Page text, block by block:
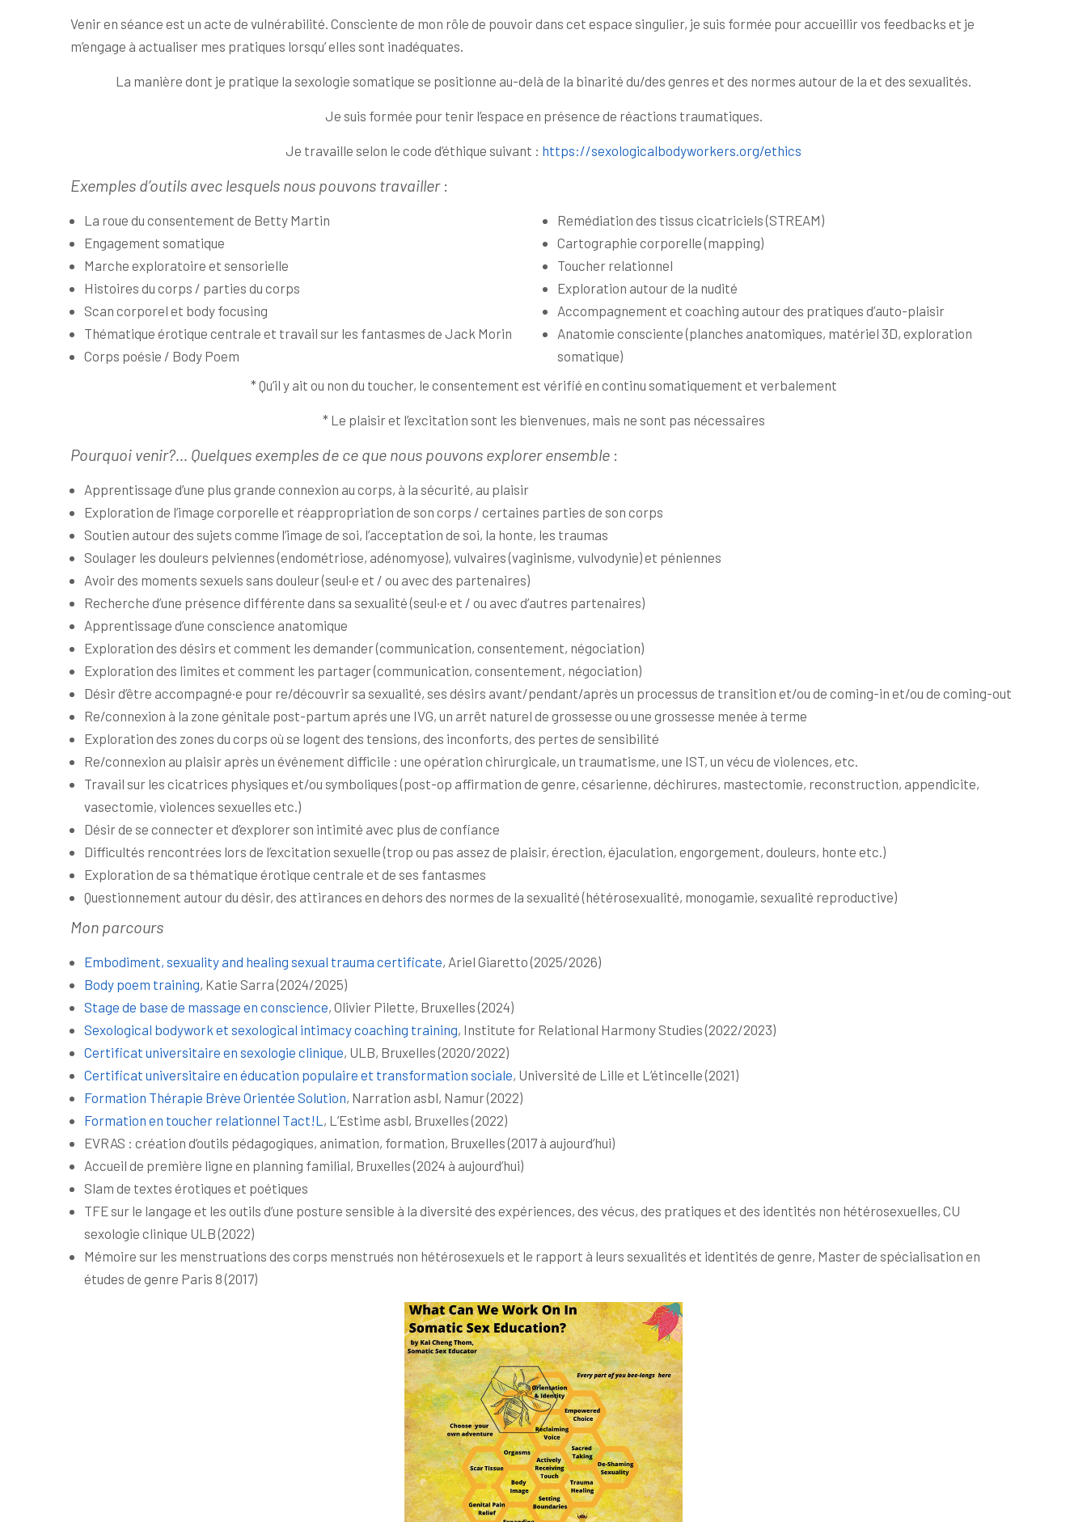
Venir en séance est un acte de vulnérabilité. Consciente de mon rôle de pouvoir dans cet espace singulier, je suis formée pour accueillir vos feedbacks et je
m’engage à actualiser mes pratiques lorsqu’ elles sont inadéquates.
La manière dont je pratique la sexologie somatique se positionne au-delà de la binarité du/des genres et des normes autour de la et des sexualités.
Je suis formée pour tenir l’espace en présence de réactions traumatiques.
Je travaille selon le code d’éthique suivant : https://sexologicalbodyworkers.org/ethics
Exemples d’outils avec lesquels nous pouvons travailler:
La roue du consentement de Betty Martin
Engagement somatique
Marche exploratoire et sensorielle
Histoires du corps / parties du corps
Scan corporel et body focusing
Thématique érotique centrale et travail sur les fantasmes de Jack Morin
Corps poésie / Body Poem
Remédiation des tissus cicatriciels (STREAM)
Cartographie corporelle (mapping)
Toucher relationnel
Exploration autour de la nudité
Accompagnement et coaching autour des pratiques d’auto-plaisir
Anatomie consciente (planches anatomiques, matériel 3D, exploration
somatique)
* Qu’il y ait ou non du toucher, le consentement est vérifié en continu somatiquement et verbalement
* Le plaisir et l’excitation sont les bienvenues, mais ne sont pas nécessaires
Pourquoi venir?… Quelques exemples de ce que nous pouvons explorer ensemble :
Apprentissage d’une plus grande connexion au corps, à la sécurité, au plaisir
Exploration de l’image corporelle et réappropriation de son corps / certaines parties de son corps
Soutien autour des sujets comme l’image de soi, l’acceptation de soi, la honte, les traumas
Soulager les douleurs pelviennes (endométriose, adénomyose), vulvaires (vaginisme, vulvodynie) et péniennes
Avoir des moments sexuels sans douleur (seul·e et / ou avec des partenaires)
Recherche d’une présence différente dans sa sexualité (seul·e et / ou avec d’autres partenaires)
Apprentissage d’une conscience anatomique
Exploration des désirs et comment les demander (communication, consentement, négociation)
Exploration des limites et comment les partager (communication, consentement, négociation)
Désir d’être accompagné·e pour re/découvrir sa sexualité, ses désirs avant/pendant/après un processus de transition et/ou de coming-in et/ou de coming-out
Re/connexion à la zone génitale post-partum aprés une IVG, un arrêt naturel de grossesse ou une grossesse menée à terme
Exploration des zones du corps où se logent des tensions, des inconforts, des pertes de sensibilité
Re/connexion au plaisir après un événement difficile : une opération chirurgicale, un traumatisme, une IST, un vécu de violences, etc.
Travail sur les cicatrices physiques et/ou symboliques (post-op affirmation de genre, césarienne, déchirures, mastectomie, reconstruction, appendicite,
vasectomie, violences sexuelles etc.)
Désir de se connecter et d’explorer son intimité avec plus de confiance
Difficultés rencontrées lors de l’excitation sexuelle (trop ou pas assez de plaisir, érection, éjaculation, engorgement, douleurs, honte etc.)
Exploration de sa thématique érotique centrale et de ses fantasmes
Questionnement autour du désir, des attirances en dehors des normes de la sexualité (hétérosexualité, monogamie, sexualité reproductive)
Mon parcours
Embodiment, sexuality and healing sexual trauma certificate, Ariel Giaretto (2025/2026)
Body poem training, Katie Sarra (2024/2025)
Stage de base de massage en conscience, Olivier Pilette, Bruxelles (2024)
Sexological bodywork et sexological intimacy coaching training, Institute for Relational Harmony Studies (2022/2023)
Certificat universitaire en sexologie clinique, ULB, Bruxelles (2020/2022)
Certificat universitaire en éducation populaire et transformation sociale, Université de Lille et L’étincelle (2021)
Formation Thérapie Brève Orientée Solution, Narration asbl, Namur (2022)
Formation en toucher relationnel Tact!L , L’Estime asbl, Bruxelles (2022)
EVRAS : création d’outils pédagogiques, animation, formation, Bruxelles (2017 à aujourd’hui)
Accueil de première ligne en planning familial, Bruxelles (2024 à aujourd’hui)
Slam de textes érotiques et poétiques
TFE sur le langage et les outils d’une posture sensible à la diversité des expériences, des vécus, des pratiques et des identités non hétérosexuelles, CU
sexologie clinique ULB (2022)
Mémoire sur les menstruations des corps menstrués non hétérosexuels et le rapport à leurs sexualités et identités de genre, Master de spécialisation en
études de genre Paris 8 (2017)